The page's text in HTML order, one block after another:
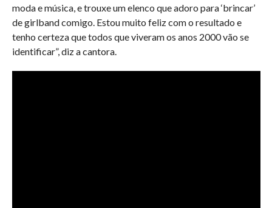
moda e música, e trouxe um elenco que adoro para ‘brincar’
de girlband comigo. Estou muito feliz com o resultado e
tenho certeza que todos que viveram os anos 2000 vão se
identificar”, diz a cantora.